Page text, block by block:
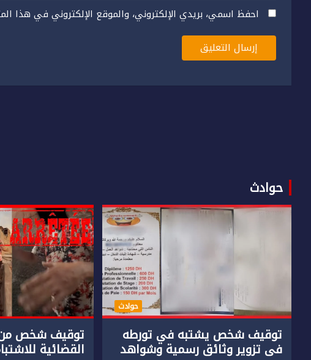
احفظ اسمي، بريدي الإلكتروني، والموقع الإلكتروني في هذا
حوادث
حوادث
توقيف شخص يشتبه في تورطه
في تزوير وثائق رسمية وشواهد
توقيف شخص
القضائية